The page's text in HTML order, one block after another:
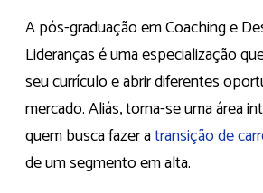
A pós-graduação em Coaching e
Lideranças é uma especialização
seu currículo e abrir diferentes
mercado. Aliás, torna-se uma área
quem busca fazer atransição de
de um segmento em alta.